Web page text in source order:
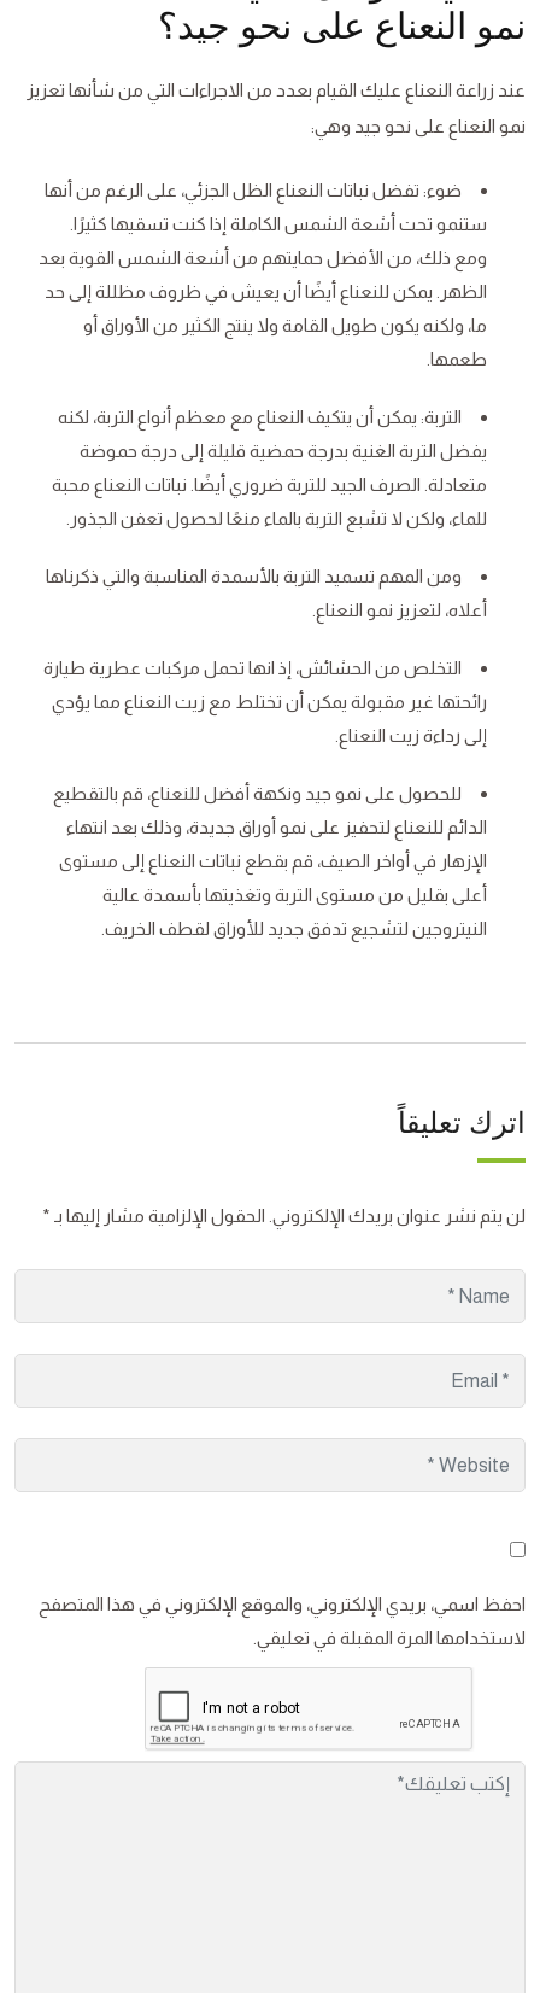
نمو النعناع على نحو جيد؟
عند زراعة النعناع عليك القيام بعدد من الاجراءات التي من شأنها تعزيز
نمو النعناع على نحو جيد وهي:
ضوء: تفضل نباتات النعناع الظل الجزئي، على الرغم من أنها
ستنمو تحت أشعة الشمس الكاملة إذا كنت تسقيها كثيرًا.
ومع ذلك، من الأفضل حمايتهم من أشعة الشمس القوية بعد
الظهر. يمكن للنعناع أيضًا أن يعيش في ظروف مظللة إلى حد
ما، ولكنه يكون طويل القامة ولا ينتج الكثير من الأوراق أو
طعمها.
التربة: يمكن أن يتكيف النعناع مع معظم أنواع التربة، لكنه
يفضل التربة الغنية بدرجة حمضية قليلة إلى درجة حموضة
متعادلة. الصرف الجيد للتربة ضروري أيضًا. نباتات النعناع محبة
للماء، ولكن لا تشبع التربة بالماء منعًا لحصول تعفن الجذور.
ومن المهم تسميد التربة بالأسمدة المناسبة والتي ذكرناها
أعلاه، لتعزيز نمو النعناع.
التخلص من الحشائش، إذ انها تحمل مركبات عطرية طيارة
رائحتها غير مقبولة يمكن أن تختلط مع زيت النعناع مما يؤدي
إلى رداءة زيت النعناع.
للحصول على نمو جيد ونكهة أفضل للنعناع، قم بالتقطيع
الدائم للنعناع لتحفيز على نمو أوراق جديدة، وذلك بعد انتهاء
الإزهار في أواخر الصيف، قم بقطع نباتات النعناع إلى مستوى
أعلى بقليل من مستوى التربة وتغذيتها بأسمدة عالية
النيتروجين لتشجيع تدفق جديد للأوراق لقطف الخريف.
اترك تعليقاً
لن يتم نشر عنوان بريدك الإلكتروني. الحقول الإلزامية مشار إليها بـ *
احفظ اسمي، بريدي الإلكتروني، والموقع الإلكتروني في هذا المتصفح
لاستخدامها المرة المقبلة في تعليقي.